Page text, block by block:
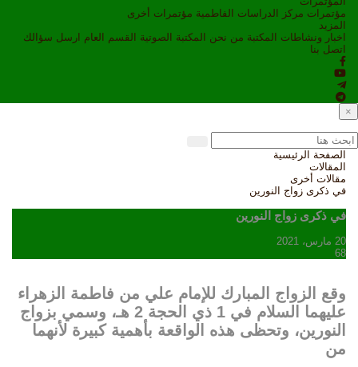
مؤتمرات مركز الدراسات الفاطمية مؤتمرات أخرى
المزيد
اخبار ونشاطات
المكتبة من نحن المكتبة الصوتية القسم العام ارسل سؤالك
اتصل بنا
×
الصفحة الرئيسية
المقالات
مقالات أخرى
في ذكرى زواج النورين
في ذكرى زواج النورين
20 مارس، 2021
68
وقع الزواج المبارك للإمام علي من فاطمة الزهراء
عليهما السلام في 1 ذي الحجة 2 هـ، وسمي بزواج
النورين، وتحظى هذه الواقعة بأهمية كبيرة لأنهما
من